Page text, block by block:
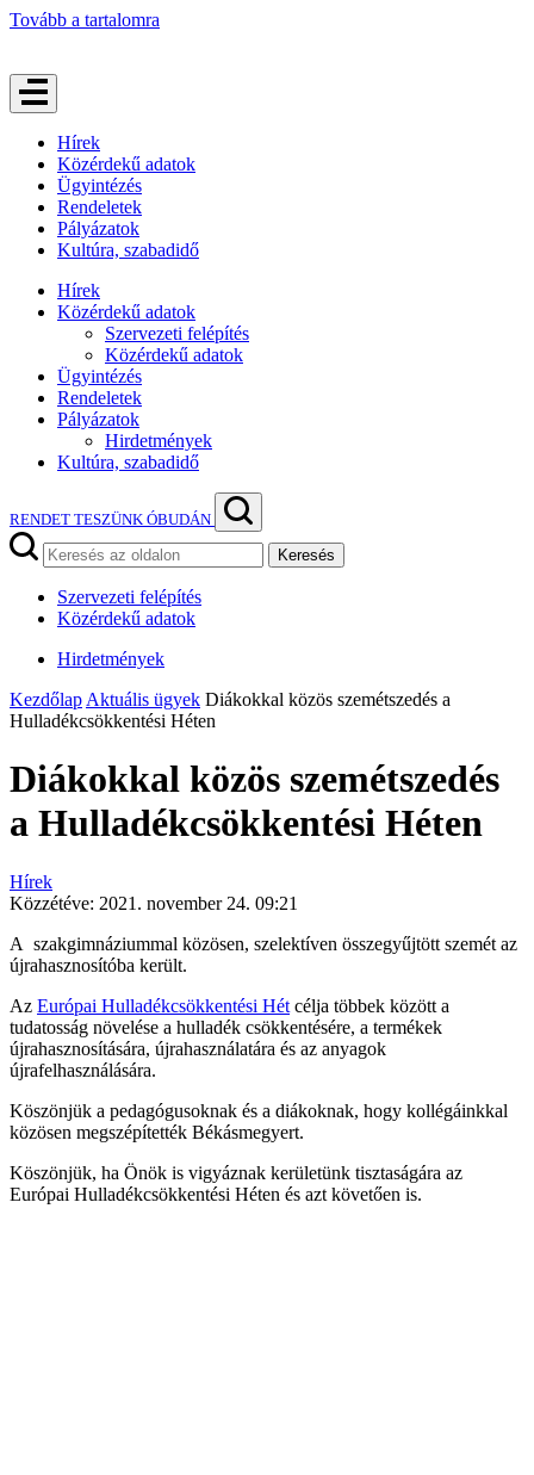
Tovább a tartalomra
Hírek
Közérdekű adatok
Ügyintézés
Rendeletek
Pályázatok
Kultúra, szabadidő
Hírek
Közérdekű adatok
Szervezeti felépítés
Közérdekű adatok
Ügyintézés
Rendeletek
Pályázatok
Hirdetmények
Kultúra, szabadidő
RENDET TESZÜNK ÓBUDÁN
Keresés
Szervezeti felépítés
Közérdekű adatok
Hirdetmények
Kezdőlap Aktuális ügyek Diákokkal közös szemétszedés a
Hulladékcsökkentési Héten
Diákokkal közös szemétszedés
a Hulladékcsökkentési Héten
Hírek
Közzétéve: 2021. november 24. 09:21
A szakgimnáziummal közösen, szelektíven összegyűjtött szemét az
újrahasznosítóba került.
Az Európai Hulladékcsökkentési Hét célja többek között a
tudatosság növelése a hulladék csökkentésére, a termékek
újrahasznosítására, újrahasználatára és az anyagok
újrafelhasználására.
Köszönjük a pedagógusoknak és a diákoknak, hogy kollégáinkkal
közösen megszépítették Békásmegyert.
Köszönjük, ha Önök is vigyáznak kerületünk tisztaságára az
Európai Hulladékcsökkentési Héten és azt követően is.